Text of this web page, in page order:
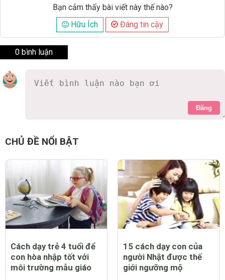
Bạn cảm thấy bài viết này thế nào?
Hữu Ích
Đáng tin cậy
0 bình luận
Đăng
CHỦ ĐỀ NỔI BẬT
Cách dạy trẻ 4 tuổi để
con hòa nhập tốt với
môi trường mẫu giáo
15 cách dạy con của
người Nhật được thế
giới ngưỡng mộ